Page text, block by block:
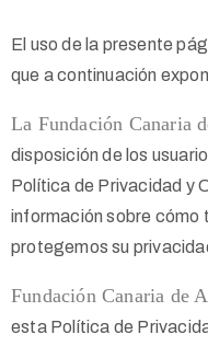
El uso de la presente
que a continuación
La Fundación Canaria
disposición de los
Política de Privacidad y
información sobre cómo
protegemos su
Fundación Canaria de
esta Política de